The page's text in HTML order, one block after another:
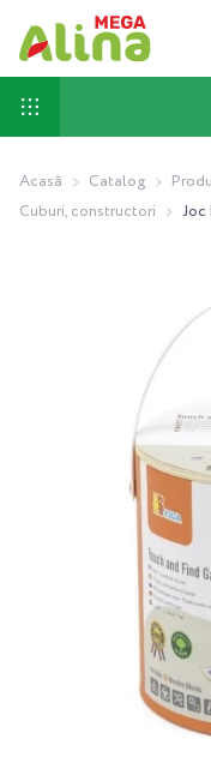
Acasă Catalog
Cuburi, constructori
Joc